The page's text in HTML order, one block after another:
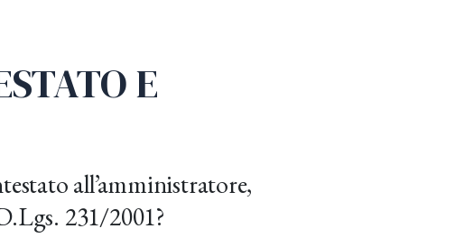
E
all’amministratore,
231/2001?